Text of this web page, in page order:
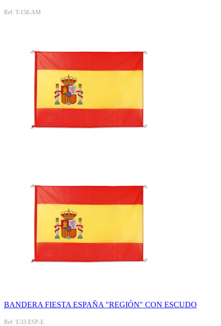
Ref: T-158-AM
BANDERA FIESTA ESPAÑA "REGIÓN" CON ESCUDO
Ref: T-33-ESP-E